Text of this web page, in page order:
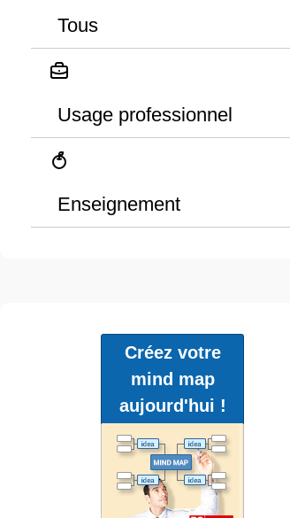
Tous
Usage professionnel
Enseignement
Créez votre
mind map
aujourd'hui !